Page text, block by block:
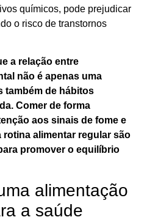
químicos, pode prejudicar
o risco de transtornos
a relação entre
não é apenas uma
também de hábitos
Comer de forma
aos sinais de fome e
rotina alimentar regular são
promover o equilíbrio
alimentação
a saúde